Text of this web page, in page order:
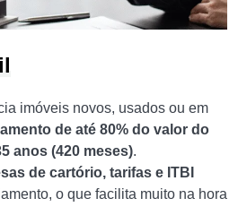
imóveis novos, usados ou em
de até 80% do valor do
anos (420 meses).
de cartório, tarifas e ITBI
o que facilita muito na hora